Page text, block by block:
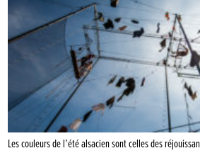
Les couleurs de l’été alsacien sont celles des